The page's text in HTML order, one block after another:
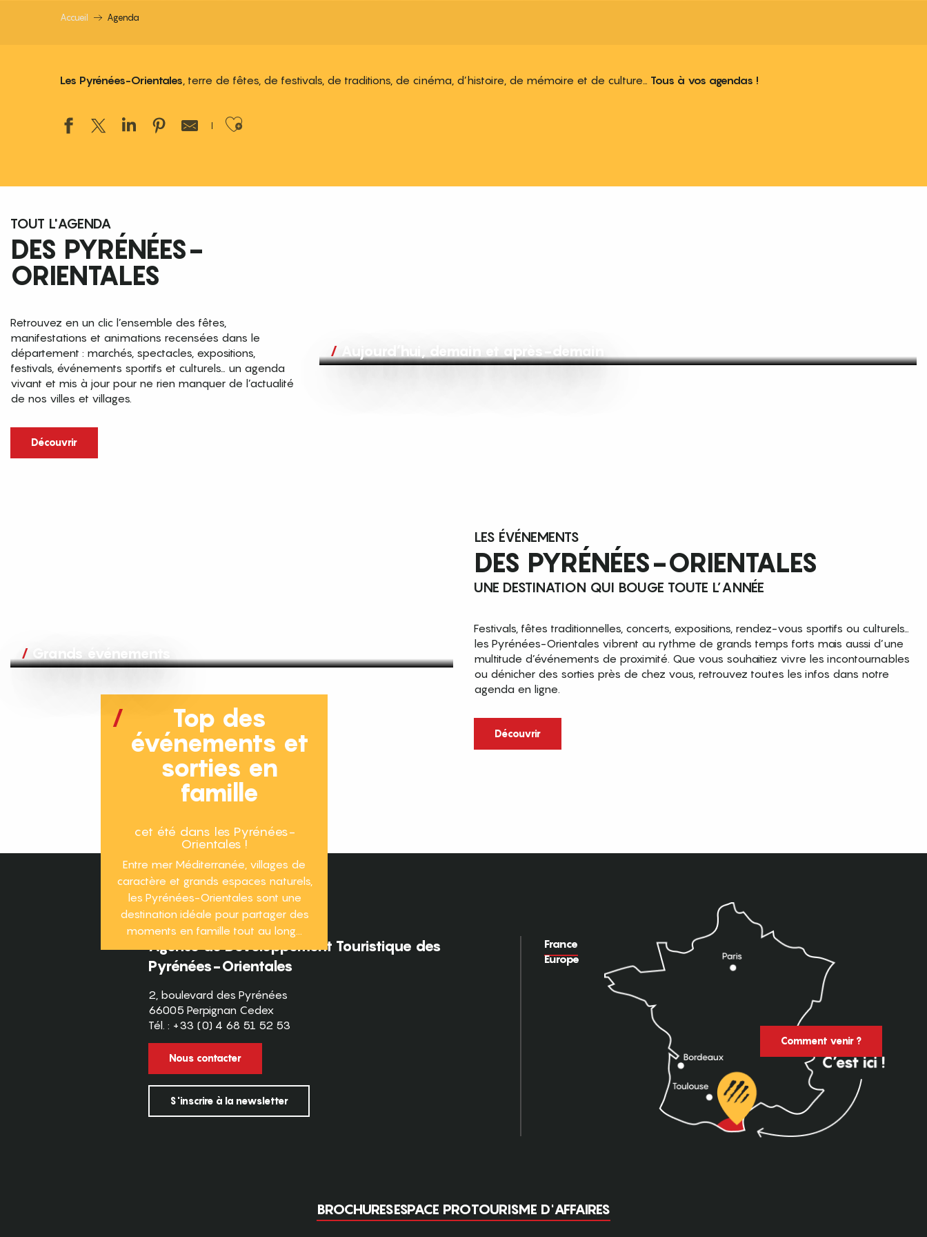
Accueil Agenda
Les Pyrénées-Orientales, terre de fêtes, de festivals, de traditions, de cinéma, d’histoire, de mémoire et de culture… Tous à vos agendas !
Ajouter aux favoris
TOUT L'AGENDA
DES PYRÉNÉES-
ORIENTALES
Retrouvez en un clic l’ensemble des fêtes,
manifestations et animations recensées dans le
département : marchés, spectacles, expositions,
festivals, événements sportifs et culturels… un agenda
vivant et mis à jour pour ne rien manquer de l’actualité
de nos villes et villages.
Découvrir
Aujourd’hui, demain et après-demain
Grands événements
LES ÉVÉNEMENTS
DES PYRÉNÉES-ORIENTALES
UNE DESTINATION QUI BOUGE TOUTE L’ANNÉE
Festivals, fêtes traditionnelles, concerts, expositions, rendez-vous sportifs ou culturels…
les Pyrénées-Orientales vibrent au rythme de grands temps forts mais aussi d’une
multitude d’événements de proximité. Que vous souhaitiez vivre les incontournables
ou dénicher des sorties près de chez vous, retrouvez toutes les infos dans notre
agenda en ligne.
Découvrir
Top des
événements et
sorties en
famille
cet été dans les Pyrénées-
Orientales !
Entre mer Méditerranée, villages de
caractère et grands espaces naturels,
les Pyrénées-Orientales sont une
destination idéale pour partager des
moments en famille tout au long...
Agence de Développement Touristique des
Pyrénées-Orientales
2, boulevard des Pyrénées
66005 Perpignan Cedex
Tél. : +33 (0) 4 68 51 52 53
Nous contacter
S'inscrire à la newsletter
France
Europe
Comment venir ?
BROCHURESESPACE PROTOURISME D'AFFAIRES